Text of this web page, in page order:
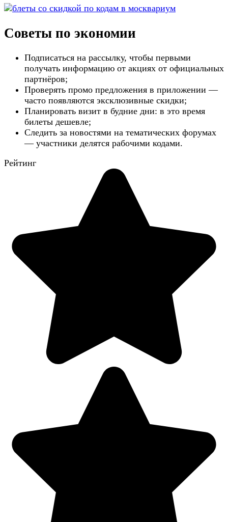
Советы по экономии
Подписаться на рассылку, чтобы первыми
получать информацию от акциях от официальных
партнёров;
Проверять промо предложения в приложении —
часто появляются эксклюзивные скидки;
Планировать визит в будние дни: в это время
билеты дешевле;
Следить за новостями на тематических форумах
— участники делятся рабочими кодами.
Рейтинг